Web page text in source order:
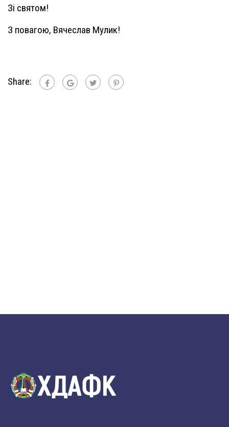
Зі святом!
З повагою, Вячеслав Мулик!
Share: